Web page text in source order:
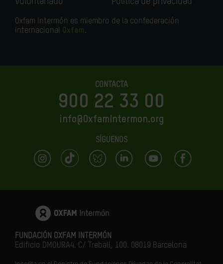
Oxfam Intermón es miembro de la confederación
internacional Oxfam.
CONTACTA
900 22 33 00
info@OxfamIntermon.org
SÍGUENOS
FUNDACIÓN OXFAM INTERMÓN
Edificio DMOURA4. C/ Treball, 100. 08019 Barcelona